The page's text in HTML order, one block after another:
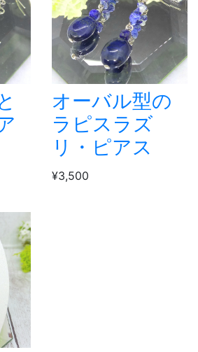
オーバル型の
ラピスラズ
リ・ピアス
¥3,500